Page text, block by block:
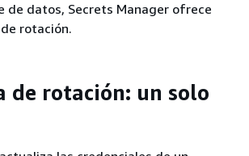
de datos, Secrets Manager ofrece
rotación.
de rotación: un solo